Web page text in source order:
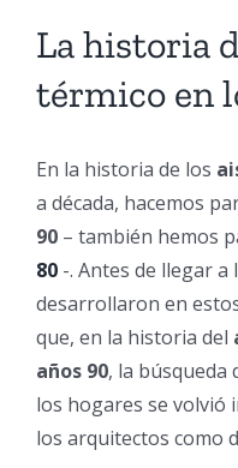
La historia
térmico en
En la historia de los
a década, hacemos
90 – también hemos
80 -. Antes de llegar a
desarrollaron en
que, en la historia del
años 90, la búsqueda
los hogares se volvió
los arquitectos como